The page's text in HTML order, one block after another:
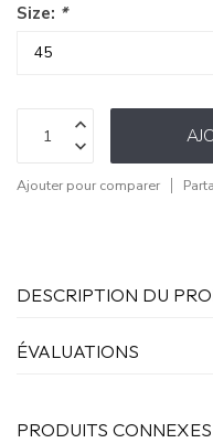
Size: *
Ajouter pour comparer
DESCRIPTION DU
ÉVALUATIONS
PRODUITS CONNEXES